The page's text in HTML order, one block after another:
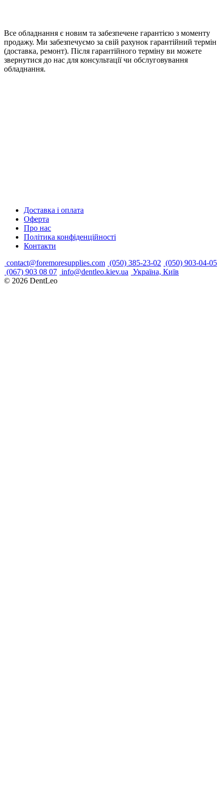
Все обладнання є новим та забезпечене гарантією з моменту
продажу. Ми забезпечуємо за свій рахунок гарантійний термін
(доставка, ремонт). Після гарантійного терміну ви можете
звернутися до нас для консультації чи обслуговування
обладнання.
Доставка і оплата
Оферта
Про нас
Політика конфіденційності
Контакти
contact@foremoresupplies.com (050) 385-23-02 (050) 903-04-05
(067) 903 08 07 info@dentleo.kiev.ua Україна, Київ
© 2026 DentLeo